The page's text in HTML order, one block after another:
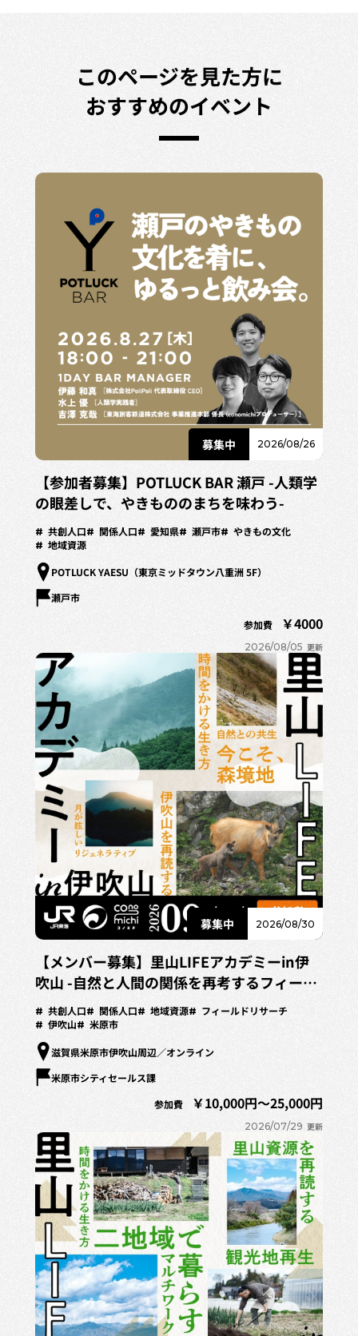
このページを見た方に
おすすめのイベント
2026/08/26
【参加者募集】POTLUCK BAR 瀬戸 -人類学
の眼差しで、やきもののまちを味わう-
共創人口 関係人口 愛知県 瀬戸市
やきもの文化
地域資源
POTLUCK YAESU（東京ミッドタウン八重洲 5F）
瀬戸市
参加費
4000
2026/08/05 更新
2026/08/30
【メンバー募集】里山LIFEアカデミーin伊
吹山 -自然と人間の関係を再考するフィール
ドリサーチプログラム-
共創人口 関係人口 地域資源
フィールドリサーチ
伊吹山
米原市
滋賀県米原市伊吹山周辺／オンライン
米原市シティセールス課
参加費
10,000円～25,000円
2026/07/29 更新